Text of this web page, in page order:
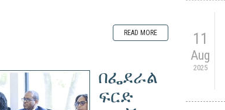
READ MORE
በፌደራል
ፍርድ
11
Aug
2025